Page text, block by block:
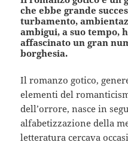
che ebbe grande
turbamento,
ambigui, a suo tempo,
affascinato un gran
borghesia.
Il romanzo gotico,
elementi del
dell’orrore, nasce in
alfabetizzazione della
letteratura cercava